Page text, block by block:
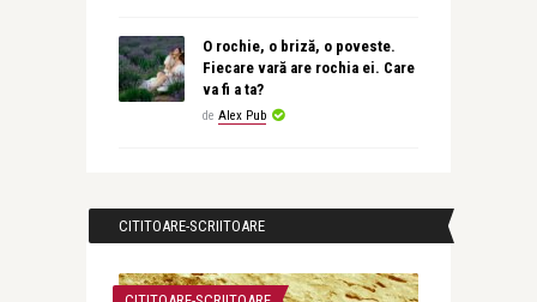
O rochie, o briză, o poveste.
Fiecare vară are rochia ei. Care
va fi a ta?
de Alex Pub
CITITOARE-SCRIITOARE